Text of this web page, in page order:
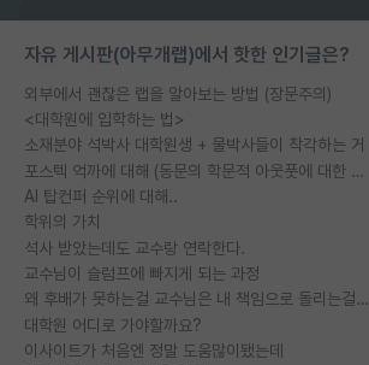
자유 게시판(아무개랩)에서 핫한 인기글은?
외부에서 괜찮은 랩을 알아보는 방법 (장문주의)
<대학원에 입학하는 법>
소재분야 석박사 대학원생 + 물박사들이 착각하는 거
포스텍 억까에 대해 (동문의 학문적 아웃풋에 대한 반박)
AI 탑컨퍼 순위에 대해..
학위의 가치
석사 받았는데도 교수랑 연락한다.
교수님이 슬럼프에 빠지게 되는 과정
왜 후배가 못하는걸 교수님은 내 책임으로 돌리는걸까요?
대학원 어디로 가야할까요?
이사이트가 처음엔 정말 도움많이됐는데